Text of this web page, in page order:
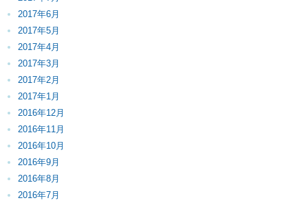
2017年6月
2017年5月
2017年4月
2017年3月
2017年2月
2017年1月
2016年12月
2016年11月
2016年10月
2016年9月
2016年8月
2016年7月